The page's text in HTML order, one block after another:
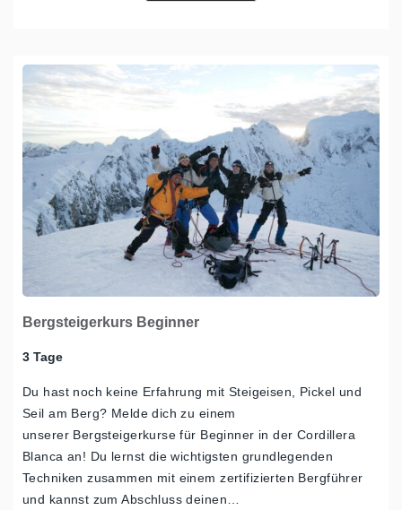
Bergsteigerkurs Beginner
3 Tage
Du hast noch keine Erfahrung mit Steigeisen, Pickel und
Seil am Berg? Melde dich zu einem
unserer Bergsteigerkurse für Beginner in der Cordillera
Blanca an! Du lernst die wichtigsten grundlegenden
Techniken zusammen mit einem zertifizierten Bergführer
und kannst zum Abschluss deinen…